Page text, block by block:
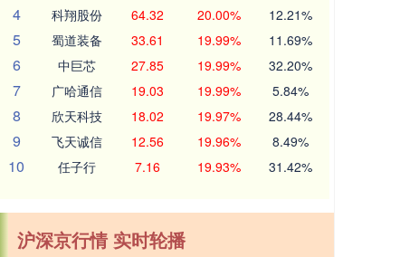
4 科翔股份 64.32 20.00% 12.21%
5 蜀道装备 33.61 19.99% 11.69%
6 中巨芯 27.85 19.99% 32.20%
7 广哈通信 19.03 19.99% 5.84%
8 欣天科技 18.02 19.97% 28.44%
9 飞天诚信 12.56 19.96% 8.49%
10 任子行 7.16 19.93% 31.42%
沪深京行情 实时轮播